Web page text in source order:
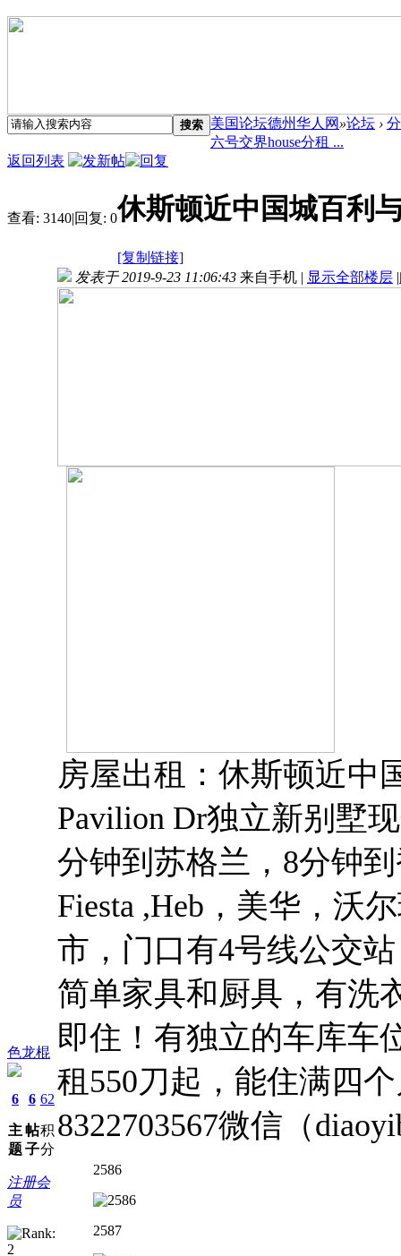
搜索 美国论坛德州华人网 »论坛 ›
六号交界house分租 ...
返回列表
查看: 3140|回复: 0休斯顿近中国城百利
[复制链接]
色龙棍
6
主
题
6
帖
子
62
积
分
注册会
员
发表于 2019-9-23 11:06:43 来自手机 | 显示全部楼层 |
房屋出租：休斯顿近中
Pavilion Dr独立新别墅
分钟到苏格兰，8分钟
Fiesta ,Heb，美华，沃
市，门口有4号线公交
简单家具和厨具，有洗
即住！有独立的车库车
租550刀起，能住满四
8322703567微信（
2586
2587